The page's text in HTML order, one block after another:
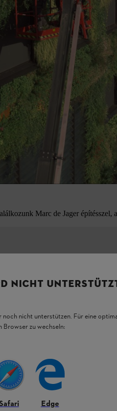
tervezésnél.
többek között stratégiailag
is bevonják (kettős
éghajlatra gyakorolt pozitív hatás
a munkákat csendben és
az
akkumulátoros
használhatók,
Marc de Jager építésszel,
olyan akkumulátor-rendszer áll
nagyobb hatékonyság és
beavatakozásokra van
ehhez.
NICHT
noch nicht unterstützen. Für eine
Browser zu wechseln:
Edge